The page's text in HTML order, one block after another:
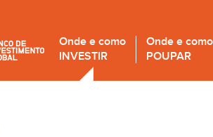
Onde e como
INVESTIR
Onde e como
POUPAR